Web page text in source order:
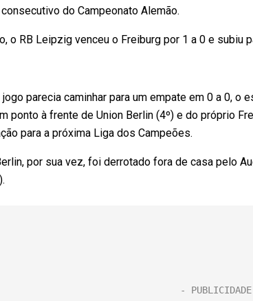
do Campeonato Alemão.
o RB Leipzig venceu o Freiburg por 1 a 0 e subiu
jogo parecia caminhar para um empate em 0 a 0, o
ponto à frente de Union Berlin (4º) e do próprio
para a próxima Liga dos Campeões.
por sua vez, foi derrotado fora de casa pelo